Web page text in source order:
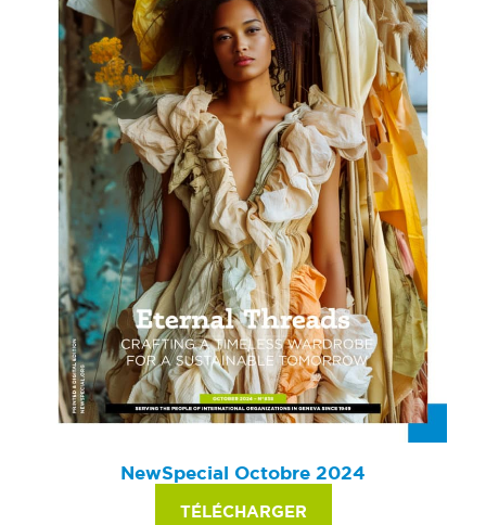
NewSpecial Octobre 2024
TÉLÉCHARGER